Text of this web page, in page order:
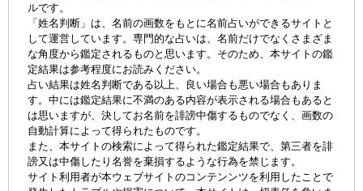
ルです。
「姓名判断」は、名前の画数をもとに名前占いができるサイトと
して運営しています。専門的な占いは、名前だけでなくさまざま
な角度から鑑定されるものと思います。そのため、本サイトの鑑
定結果は参考程度にお読みください。
占い結果は姓名判断である以上、良い場合も悪い場合もありま
す。中には鑑定結果に不満のある内容が表示される場合もあると
は思いますが、決してお名前を誹謗中傷するものでなく、画数の
自動計算によって得られたものです。
また、本サイトの検索によって得られた鑑定結果で、第三者を誹
謗又は中傷したり名誉を棄損するような行為を禁じます。
サイト利用者が本ウェブサイトのコンテンンツを利用したことで